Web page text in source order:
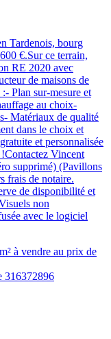
Tardenois, bourg
€.Sur ce terrain,
RE 2020 avec
de maisons de
Plan sur-mesure et
au choix-
Matériaux de qualité
dans le choix et
et personnalisée
Vincent
supprimé) (Pavillons
frais de notaire.
de disponibilité et
non
avec le logiciel